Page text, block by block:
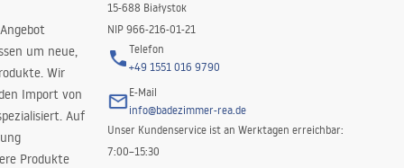
um neue,
Wir
Import von
Auf
Produkte
15-688 Białystok
NIP 966-216-01-21
Telefon
+49 1551 016 9790
E-Mail
info@badezimmer-rea.de
Unser Kundenservice ist an Werktagen erreichbar:
7:00–15:30